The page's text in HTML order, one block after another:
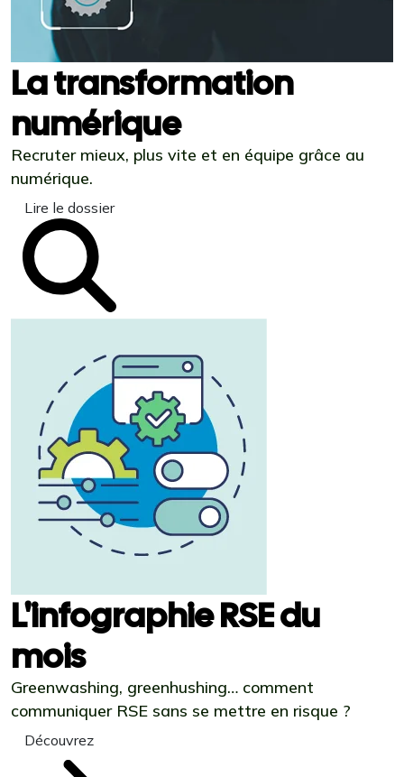
La transformation
numérique
Recruter mieux, plus vite et en équipe grâce au
numérique.
Lire le dossier
L'infographie RSE du
mois
Greenwashing, greenhushing… comment
communiquer RSE sans se mettre en risque ?
Découvrez